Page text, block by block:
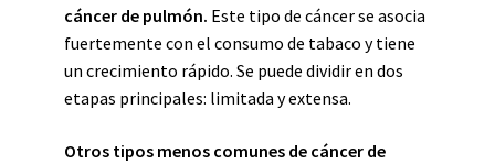
cáncer de pulmón. Este tipo de cáncer se asocia
fuertemente con el consumo de tabaco y tiene
un crecimiento rápido. Se puede dividir en dos
etapas principales: limitada y extensa.
Otros tipos menos comunes de cáncer de